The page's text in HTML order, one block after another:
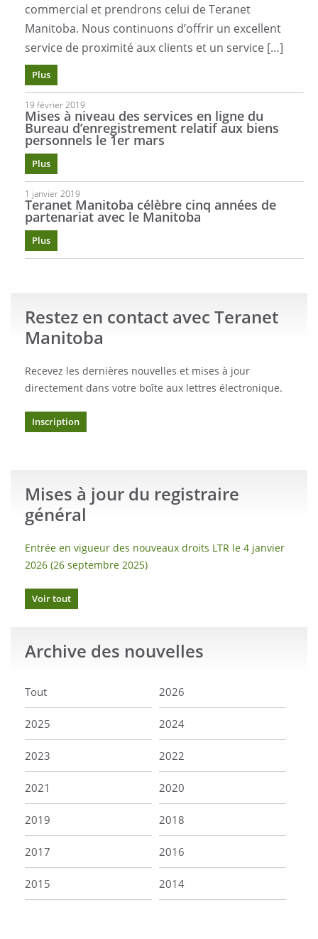
commercial et prendrons celui de Teranet
Manitoba. Nous continuons d’offrir un excellent
service de proximité aux clients et un service […]
Plus
19 février 2019
Mises à niveau des services en ligne du
Bureau d’enregistrement relatif aux biens
personnels le 1er mars
Plus
1 janvier 2019
Teranet Manitoba célèbre cinq années de
partenariat avec le Manitoba
Plus
Restez en contact avec Teranet
Manitoba
Recevez les dernières nouvelles et mises à jour
directement dans votre boîte aux lettres électronique.
Inscription
Mises à jour du registraire
général
Entrée en vigueur des nouveaux droits LTR le 4 janvier
2026 (26 septembre 2025)
Voir tout
Archive des nouvelles
Tout 2026
2025 2024
2023 2022
2021 2020
2019 2018
2017 2016
2015 2014